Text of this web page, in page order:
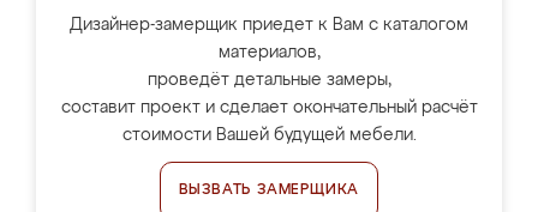
Дизайнер-замерщик приедет к Вам с каталогом
материалов,
проведёт детальные замеры,
составит проект и сделает окончательный расчёт
стоимости Вашей будущей мебели.
ВЫЗВАТЬ ЗАМЕРЩИКА